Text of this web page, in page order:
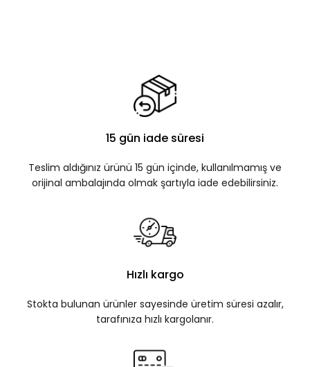
15 gün iade süresi
Teslim aldığınız ürünü 15 gün içinde, kullanılmamış ve
orijinal ambalajında olmak şartıyla iade edebilirsiniz.
Hızlı kargo
Stokta bulunan ürünler sayesinde üretim süresi azalır,
tarafınıza hızlı kargolanır.